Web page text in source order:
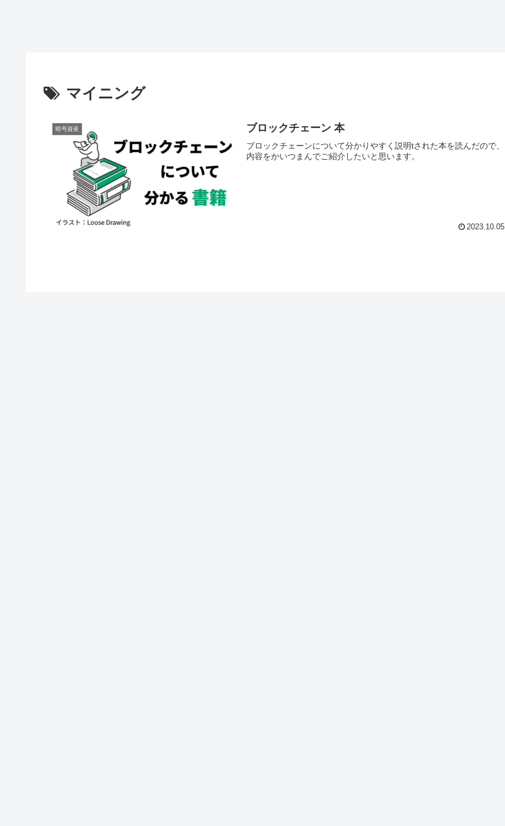
マイニング
暗号資産 ブロックチェーン 本
ブロックチェーンについて分かりやすく説明tされた本を読んだので、
内容をかいつまんでご紹介したいと思います。
2023.10.05